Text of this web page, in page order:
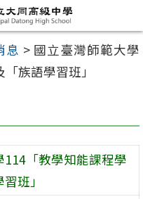
息 > 國立臺灣師範大學
族語學習班」
「教學知能課程學
班」